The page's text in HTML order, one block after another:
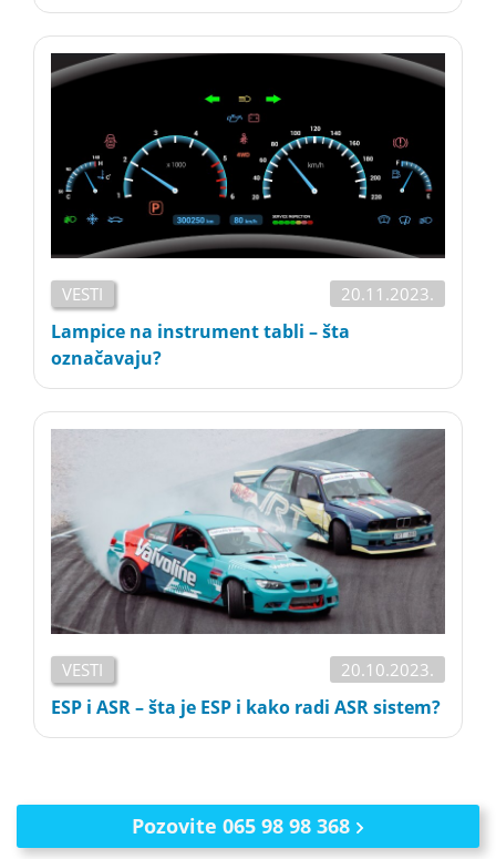
VESTI 20.11.2023.
Lampice na instrument tabli – šta
označavaju?
VESTI 20.10.2023.
ESP i ASR – šta je ESP i kako radi ASR sistem?
Pozovite 065 98 98 368